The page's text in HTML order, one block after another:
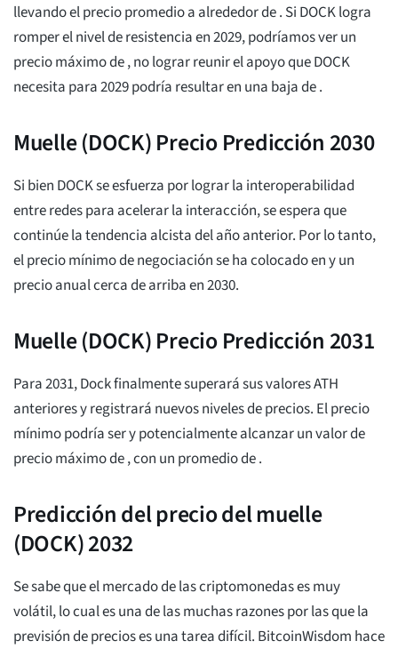
llevando el precio promedio a alrededor de. Si DOCK logra
romper el nivel de resistencia en 2029, podríamos ver un
precio máximo de, no lograr reunir el apoyo que DOCK
necesita para 2029 podría resultar en una baja de.
Muelle (DOCK) Precio Predicción 2030
Si bien DOCK se esfuerza por lograr la interoperabilidad
entre redes para acelerar la interacción, se espera que
continúe la tendencia alcista del año anterior. Por lo tanto,
el precio mínimo de negociación se ha colocado eny un
precio anual cerca de arribaen 2030.
Muelle (DOCK) Precio Predicción 2031
Para 2031, Dock finalmente superará sus valores ATH
anteriores y registrará nuevos niveles de precios. El precio
mínimo podría sery potencialmente alcanzar un valor de
precio máximo de, con un promedio de.
Predicción del precio del muelle
(DOCK) 2032
Se sabe que el mercado de las criptomonedas es muy
volátil, lo cual es una de las muchas razones por las que la
previsión de precios es una tarea difícil. BitcoinWisdom hace